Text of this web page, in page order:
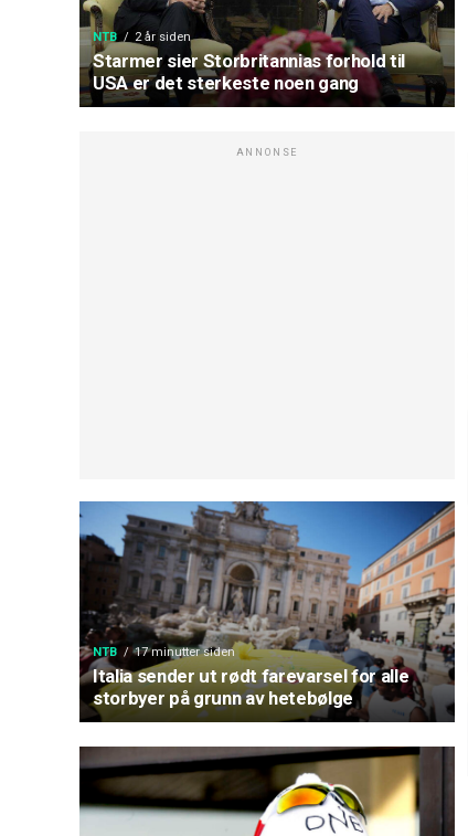
NTB 2 år siden
Starmer sier Storbritannias forhold til
USA er det sterkeste noen gang
ANNONSE
NTB 17 minutter siden
Italia sender ut rødt farevarsel for alle
storbyer på grunn av hetebølge